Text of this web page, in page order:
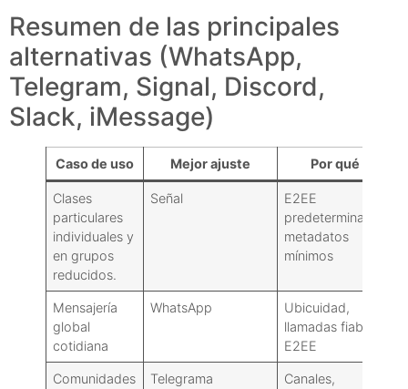
Resumen de las principales
alternativas (WhatsApp,
Telegram, Signal, Discord,
Slack, iMessage)
Caso de uso Mejor ajuste Por qué
Clases
particulares
individuales y
en grupos
reducidos.
Señal
E2EE
predeterminado,
metadatos
mínimos
Mensajería
global
cotidiana
WhatsApp
Ubicuidad,
llamadas fiables,
E2EE
Comunidades
Telegrama
Canales,